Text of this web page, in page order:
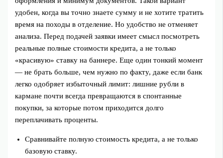
удобен, когда вы точно знаете сумму и не хотите тратить
время на походы в отделение. Но удобство не отменяет
анализа. Перед подачей заявки имеет смысл посмотреть
реальные полные стоимости кредита, а не только
«красивую» ставку на баннере. Еще один тонкий момент
— не брать больше, чем нужно по факту, даже если банк
легко одобряет избыточный лимит: лишние рубли в
кармане почти всегда превращаются в спонтанные
покупки, за которые потом приходится долго
переплачивать проценты.
Сравнивайте полную стоимость кредита, а не только
базовую ставку.